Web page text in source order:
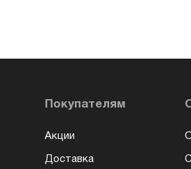
Покупателям
Акции
Доставка